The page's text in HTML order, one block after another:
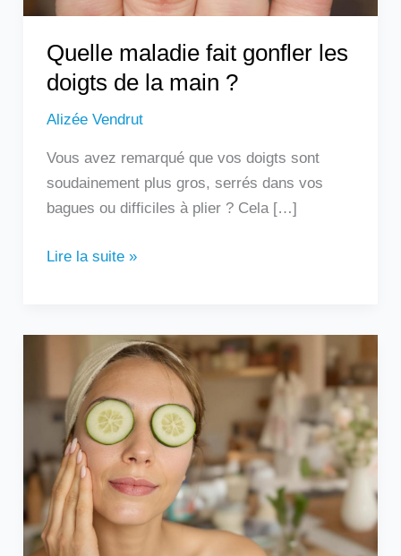
Quelle maladie fait gonfler les
doigts de la main ?
Alizée Vendrut
Vous avez remarqué que vos doigts sont
soudainement plus gros, serrés dans vos
bagues ou difficiles à plier ? Cela […]
?
Lire la suite »
remèdes
de
grand-
mère
pour
les
poches
sous